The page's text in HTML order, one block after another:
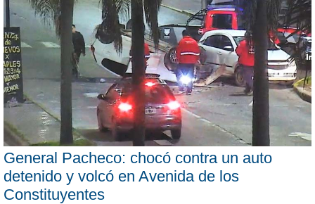
General Pacheco: chocó contra un auto
detenido y volcó en Avenida de los
Constituyentes